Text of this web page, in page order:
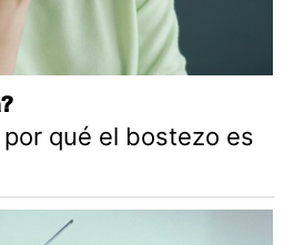
qué el bostezo es